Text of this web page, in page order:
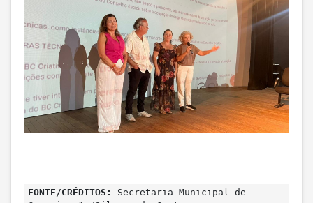
FONTE/CRÉDITOS:
Secretaria Municipal de